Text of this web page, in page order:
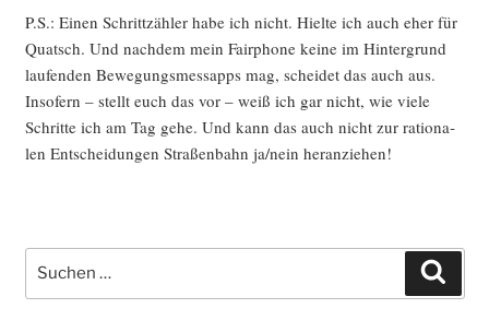
P.S.: Einen Schritt­zäh­ler habe ich nicht. Hiel­te ich auch eher für
Quatsch. Und nach­dem mein Fair­pho­ne kei­ne im Hin­ter­grund
lau­fen­den Bewe­gungs­mess­ap­ps mag, schei­det das auch aus.
Inso­fern – stellt euch das vor – weiß ich gar nicht, wie vie­le
Schrit­te ich am Tag gehe. Und kann das auch nicht zur ratio­na­
len Ent­schei­dun­gen Stra­ßen­bahn ja/nein heranziehen!
Suche
nach: